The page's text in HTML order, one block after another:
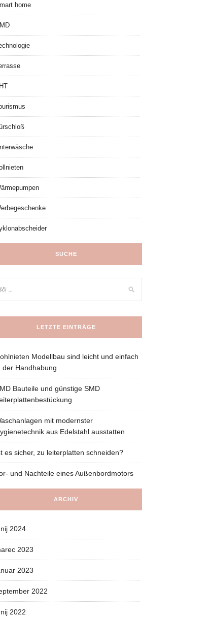
home
SUCHE
LETZTE EINTRÄGE
Modellbau sind leicht und einfach
der Handhabung
Bauteile und günstige SMD
mit modernster
aus Edelstahl ausstatten
es sicher, zu leiterplatten schneiden?
und Nachteile eines Außenbordmotors
ARCHIV
2024
2023
2023
2022
2022